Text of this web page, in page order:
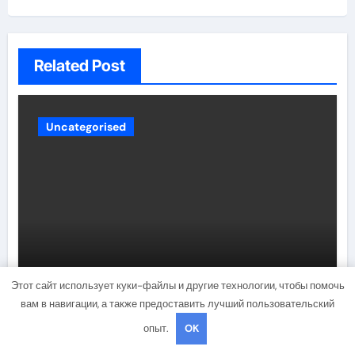
Related Post
Uncategorised
Способы расчета расхода
теплоносителя для системы
Ноя 4, 2024
Этот сайт использует куки-файлы и другие технологии, чтобы помочь
вам в навигации, а также предоставить лучший пользовательский
опыт.
OK